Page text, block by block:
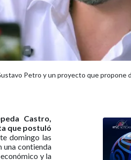
Petro y un proyecto que propone
Castro,
que postuló
domingo las
una contienda
y la